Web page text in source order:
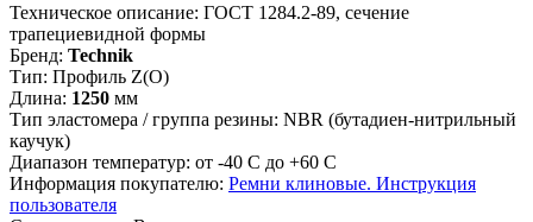
Техническое описание: ГОСТ 1284.2-89, сечение
трапециевидной формы
Бренд: Technik
Тип: Профиль Z(О)
Длина: 1250 мм
Тип эластомера / группа резины: NBR (бутадиен-нитрильный
каучук)
Диапазон температур: от -40 С до +60 С
Информация покупателю: Ремни клиновые. Инструкция
пользователя